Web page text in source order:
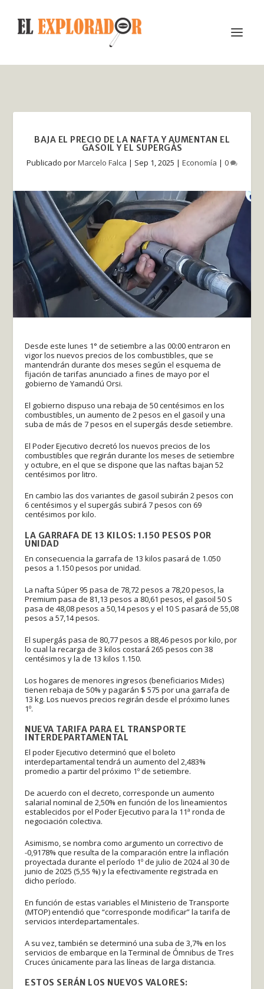
BAJA EL PRECIO DE LA NAFTA Y AUMENTAN EL
GASOIL Y EL SUPERGÁS
Publicado porMarcelo Falca | Sep 1, 2025 | Economía | 0
Desde este lunes 1° de setiembre a las 00:00 entraron en
vigor los nuevos precios de los combustibles, que se
mantendrán durante dos meses según el esquema de
fijación de tarifas anunciado a fines de mayo por el
gobierno de Yamandú Orsi.
El gobierno dispuso una rebaja de 50 centésimos en los
combustibles, un aumento de 2 pesos en el gasoil y una
suba de más de 7 pesos en el supergás desde setiembre.
El Poder Ejecutivo decretó los nuevos precios de los
combustibles que regirán durante los meses de setiembre
y octubre, en el que se dispone que las naftas bajan 52
centésimos por litro.
En cambio las dos variantes de gasoil subirán 2 pesos con
6 centésimos y el supergás subirá 7 pesos con 69
centésimos por kilo.
LA GARRAFA DE 13 KILOS: 1.150 PESOS POR
UNIDAD
En consecuencia la garrafa de 13 kilos pasará de 1.050
pesos a 1.150 pesos por unidad.
La nafta Súper 95 pasa de 78,72 pesos a 78,20 pesos, la
Premium pasa de 81,13 pesos a 80,61 pesos, el gasoil 50 S
pasa de 48,08 pesos a 50,14 pesos y el 10 S pasará de 55,08
pesos a 57,14 pesos.
El supergás pasa de 80,77 pesos a 88,46 pesos por kilo, por
lo cual la recarga de 3 kilos costará 265 pesos con 38
centésimos y la de 13 kilos 1.150.
Los hogares de menores ingresos (beneficiarios Mides)
tienen rebaja de 50% y pagarán $ 575 por una garrafa de
13 kg. Los nuevos precios regirán desde el próximo lunes
1º.
NUEVA TARIFA PARA EL TRANSPORTE
INTERDEPARTAMENTAL
El poder Ejecutivo determinó que el boleto
interdepartamental tendrá un aumento del 2,483%
promedio a partir del próximo 1º de setiembre.
De acuerdo con el decreto, corresponde un aumento
salarial nominal de 2,50% en función de los lineamientos
establecidos por el Poder Ejecutivo para la 11ª ronda de
negociación colectiva.
Asimismo, se nombra como argumento un correctivo de
-0,9178% que resulta de la comparación entre la inflación
proyectada durante el período 1º de julio de 2024 al 30 de
junio de 2025 (5,55 %) y la efectivamente registrada en
dicho período.
En función de estas variables el Ministerio de Transporte
(MTOP) entendió que “corresponde modificar” la tarifa de
servicios interdepartamentales.
A su vez, también se determinó una suba de 3,7% en los
servicios de embarque en la Terminal de Ómnibus de Tres
Cruces únicamente para las líneas de larga distancia.
ESTOS SERÁN LOS NUEVOS VALORES: